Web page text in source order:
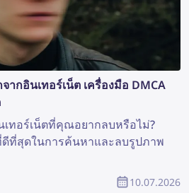
กอินเทอร์เน็ต เครื่องมือ DMCA
ทอร์เน็ตที่คุณอยากลบหรือไม่?
ที่สุดในการค้นหาและลบรูปภาพ
10.07.2026